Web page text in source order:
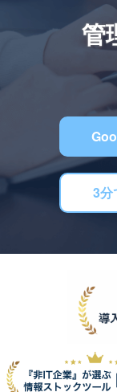
管
3分